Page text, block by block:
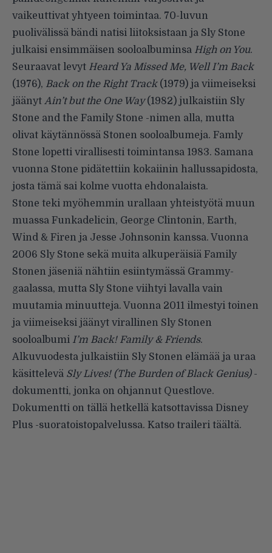
vaikeuttivat yhtyeen toimintaa. 70-luvun
puolivälissä bändi natisi liitoksistaan ja Sly Stone
julkaisi ensimmäisen sooloalbuminsa High on You.
Seuraavat levyt Heard Ya Missed Me, Well I’m Back
(1976), Back on the Right Track(1979) ja viimeiseksi
jäänyt Ain’t but the One Way(1982) julkaistiin Sly
Stone and the Family Stone -nimen alla, mutta
olivat käytännössä Stonen sooloalbumeja. Famly
Stone lopetti virallisesti toimintansa 1983. Samana
vuonna Stone pidätettiin kokaiinin hallussapidosta,
josta tämä sai kolme vuotta ehdonalaista.
Stone teki myöhemmin urallaan yhteistyötä muun
muassa Funkadelicin, George Clintonin, Earth,
Wind & Firen ja Jesse Johnsonin kanssa. Vuonna
2006 Sly Stone sekä muita alkuperäisiä Family
Stonen jäseniä nähtiin esiintymässä Grammy-
gaalassa, mutta Sly Stone viihtyi lavalla vain
muutamia minuutteja. Vuonna 2011 ilmestyi toinen
ja viimeiseksi jäänyt virallinen Sly Stonen
sooloalbumi I’m Back! Family & Friends.
Alkuvuodesta julkaistiin Sly Stonen elämää ja uraa
käsittelevä Sly Lives! (The Burden of Black Genius)-
dokumentti, jonka on ohjannut Questlove.
Dokumentti on tällä hetkellä katsottavissa Disney
Plus -suoratoistopalvelussa. Katso traileri täältä.